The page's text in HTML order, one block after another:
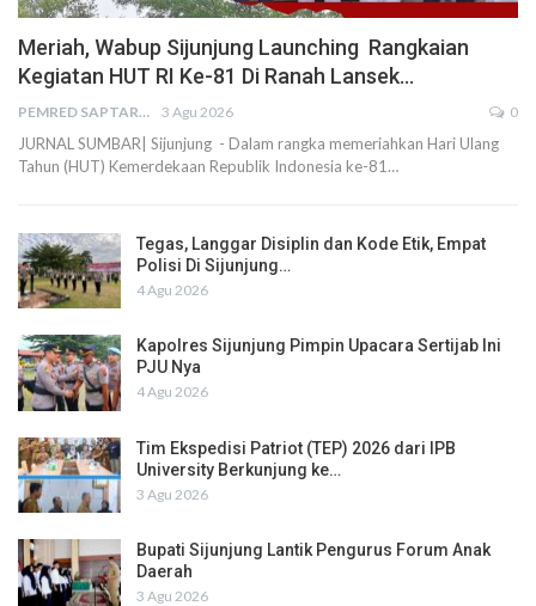
Meriah, Wabup Sijunjung Launching Rangkaian
Kegiatan HUT RI Ke-81 Di Ranah Lansek…
PEMRED SAPTARIUS 3 Agu 2026 0
JURNAL SUMBAR| Sijunjung - Dalam rangka memeriahkan Hari Ulang
Tahun (HUT) Kemerdekaan Republik Indonesia ke-81…
Tegas, Langgar Disiplin dan Kode Etik, Empat
Polisi Di Sijunjung…
4 Agu 2026
Kapolres Sijunjung Pimpin Upacara Sertijab Ini
PJU Nya
4 Agu 2026
Tim Ekspedisi Patriot (TEP) 2026 dari IPB
University Berkunjung ke…
3 Agu 2026
Bupati Sijunjung Lantik Pengurus Forum Anak
Daerah
3 Agu 2026